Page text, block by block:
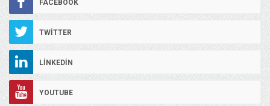
FACEBOOK
TWITTER
LINKEDIN
YOUTUBE